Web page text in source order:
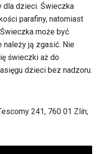
dla dzieci. Świeczka
parafiny, natomiast
może być
należy ją zgasić. Nie
świeczki aż do
dzieci bez nadzoru.
241, 760 01 Zlín;